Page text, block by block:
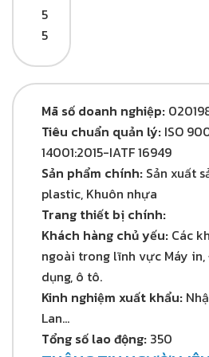
5
5
Mã số doanh nghiệp:
Tiêu chuẩn quản lý: ISO
14001:2015-IATF 16949
Sản phẩm chính: Sản xuất
plastic, Khuôn nhựa
Trang thiết bị chính:
Khách hàng chủ yếu: Các
ngoài trong lĩnh vực Máy
dụng, ô tô.
Kinh nghiệm xuất khẩu:
Lan...
Tổng số lao động: 350